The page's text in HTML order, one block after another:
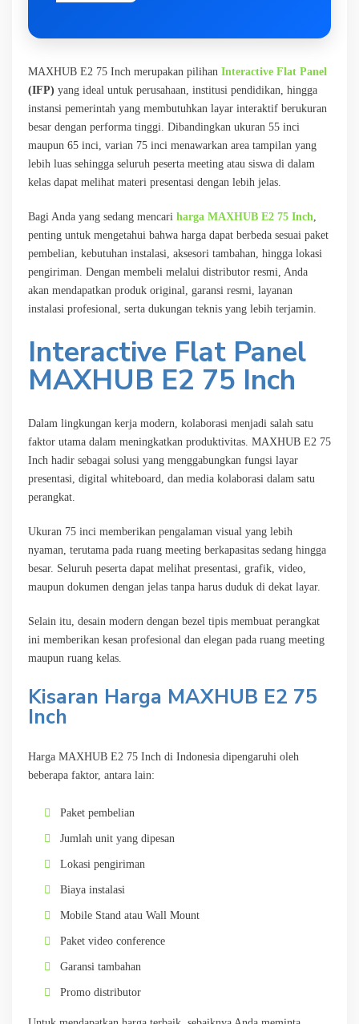
MAXHUB E2 75 Inch merupakan pilihan Interactive Flat Panel
(IFP) yang ideal untuk perusahaan, institusi pendidikan, hingga
instansi pemerintah yang membutuhkan layar interaktif berukuran
besar dengan performa tinggi. Dibandingkan ukuran 55 inci
maupun 65 inci, varian 75 inci menawarkan area tampilan yang
lebih luas sehingga seluruh peserta meeting atau siswa di dalam
kelas dapat melihat materi presentasi dengan lebih jelas.
Bagi Anda yang sedang mencari harga MAXHUB E2 75 Inch
penting untuk mengetahui bahwa harga dapat berbeda sesuai paket
pembelian, kebutuhan instalasi, aksesori tambahan, hingga lokasi
pengiriman. Dengan membeli melalui distributor resmi, Anda
akan mendapatkan produk original, garansi resmi, layanan
instalasi profesional, serta dukungan teknis yang lebih terjamin.
Interactive Flat Panel
MAXHUB E2 75 Inch
Dalam lingkungan kerja modern, kolaborasi menjadi salah satu
faktor utama dalam meningkatkan produktivitas. MAXHUB E2 75
Inch hadir sebagai solusi yang menggabungkan fungsi layar
presentasi, digital whiteboard, dan media kolaborasi dalam satu
perangkat.
Ukuran 75 inci memberikan pengalaman visual yang lebih
nyaman, terutama pada ruang meeting berkapasitas sedang hingga
besar. Seluruh peserta dapat melihat presentasi, grafik, video,
maupun dokumen dengan jelas tanpa harus duduk di dekat layar.
Selain itu, desain modern dengan bezel tipis membuat perangkat
ini memberikan kesan profesional dan elegan pada ruang meeting
maupun ruang kelas.
Kisaran Harga MAXHUB E2 75
Inch
Harga MAXHUB E2 75 Inch di Indonesia dipengaruhi oleh
beberapa faktor, antara lain:
Paket pembelian
Jumlah unit yang dipesan
Lokasi pengiriman
Biaya instalasi
Mobile Stand atau Wall Mount
Paket video conference
Garansi tambahan
Promo distributor